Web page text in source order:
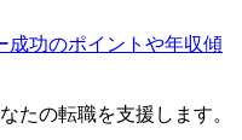
成功のポイントや年収傾
たの転職を支援します。